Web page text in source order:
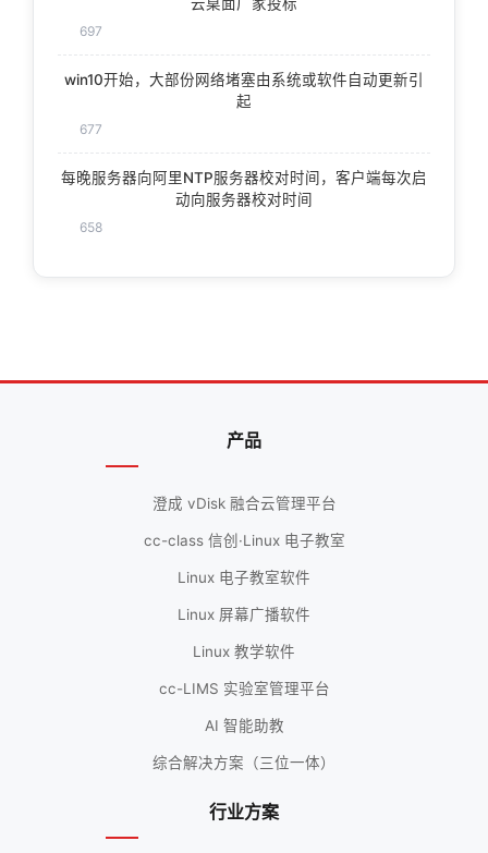
697
win10开始，大部份网络堵塞由系统或软件自动更新引
起
677
每晚服务器向阿里NTP服务器校对时间，客户端每次启
动向服务器校对时间
658
产品
澄成 vDisk 融合云管理平台
cc-class 信创·Linux 电子教室
Linux 电子教室软件
Linux 屏幕广播软件
Linux 教学软件
cc-LIMS 实验室管理平台
AI 智能助教
综合解决方案（三位一体）
行业方案